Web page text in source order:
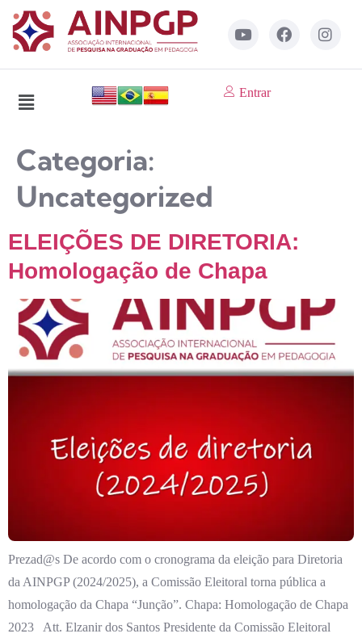
Entrar
Categoria:
Uncategorized
ELEIÇÕES DE DIRETORIA:
Homologação de Chapa
Prezad@s De acordo com o cronograma da eleição para Diretoria
da AINPGP (2024/2025), a Comissão Eleitoral torna pública a
homologação da Chapa “Junção”. Chapa: Homologação de Chapa
2023 Att. Elzanir dos Santos Presidente da Comissão Eleitoral